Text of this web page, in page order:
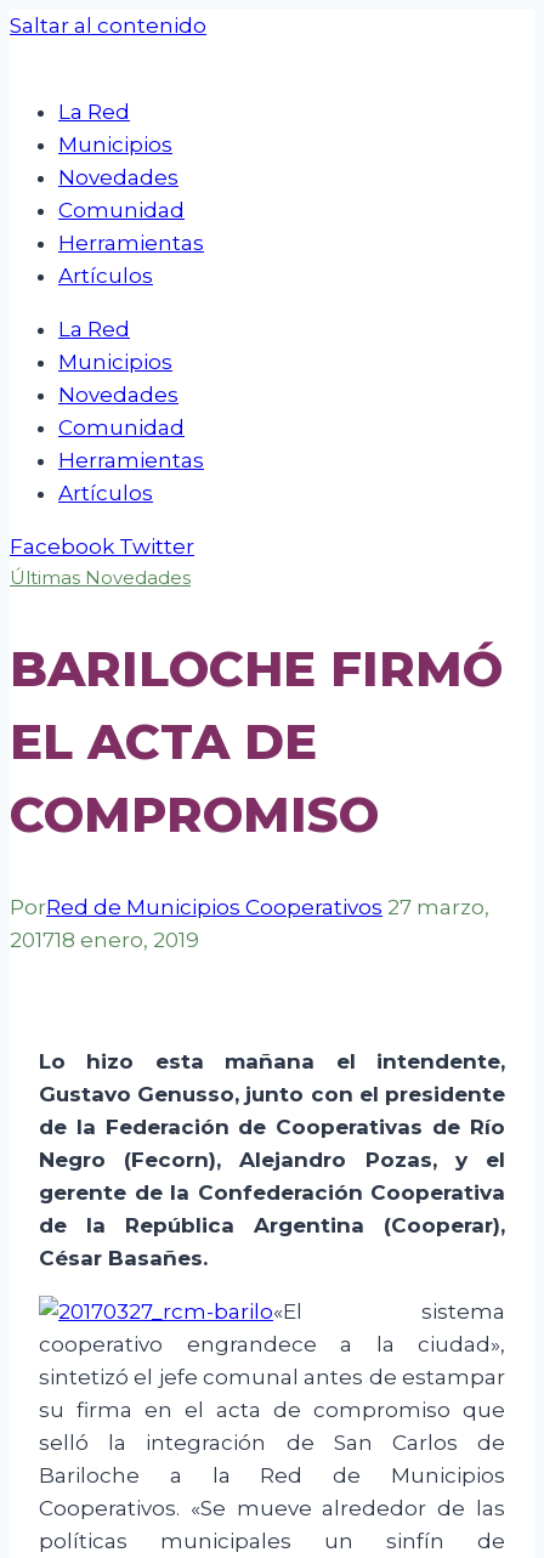
Saltar al contenido
La Red
Municipios
Novedades
Comunidad
Herramientas
Artículos
La Red
Municipios
Novedades
Comunidad
Herramientas
Artículos
Facebook Twitter
Últimas Novedades
BARILOCHE FIRMÓ
EL ACTA DE
COMPROMISO
PorRed de Municipios Cooperativos 27 marzo,
201718 enero, 2019
Lo hizo esta mañana el intendente,
Gustavo Genusso, junto con el presidente
de la Federación de Cooperativas de Río
Negro (Fecorn), Alejandro Pozas, y el
gerente de la Confederación Cooperativa
de la República Argentina (Cooperar),
César Basañes.
«El sistema
cooperativo engrandece a la ciudad»,
sintetizó el jefe comunal antes de estampar
su firma en el acta de compromiso que
selló la integración de San Carlos de
Bariloche a la Red de Municipios
Cooperativos. «Se mueve alrededor de las
políticas municipales un sinfín de